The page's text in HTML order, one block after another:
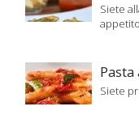
Siete
Siete